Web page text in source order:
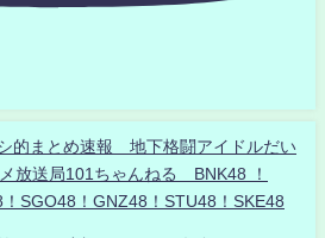
的まとめ速報 地下格闘アイドルだい
放送局101ちゃんねる BNK48 ！
SGO48！GNZ48！STU48！SKE48